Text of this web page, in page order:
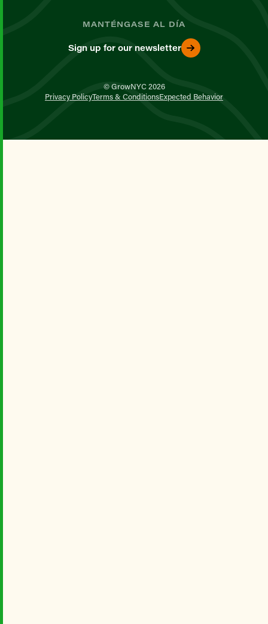
MANTÉNGASE AL DÍA
Sign up for our newsletter
© GrowNYC 2026
Privacy PolicyTerms & ConditionsExpected Behavior